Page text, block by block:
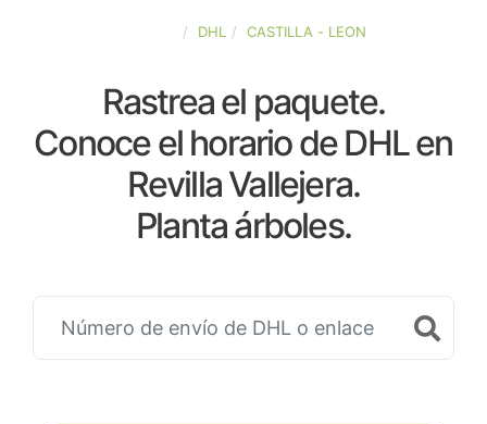
DHL CASTILLA - LEON
Rastrea el paquete.
Conoce el horario de DHL en
Revilla Vallejera.
Planta árboles.